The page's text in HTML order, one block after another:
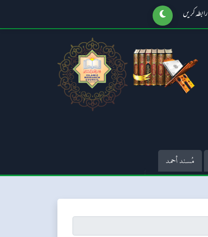
رابطہ کریں
مُسند أحمد